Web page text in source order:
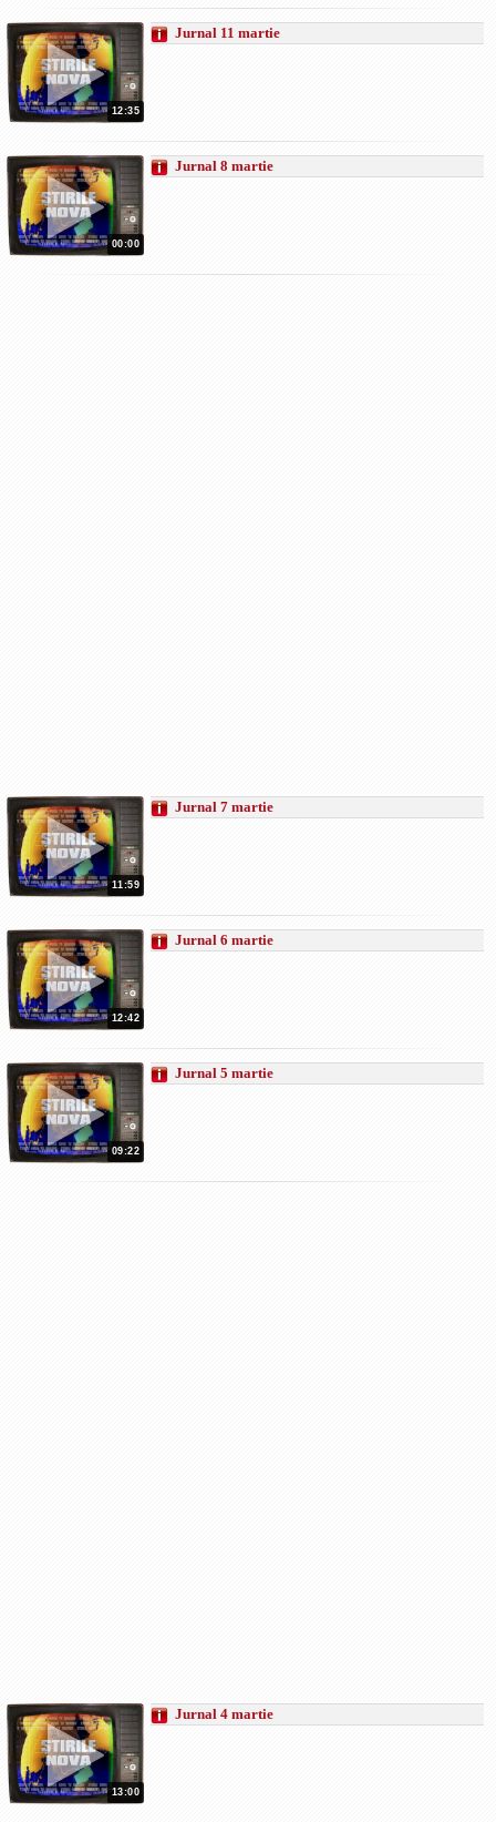
12:35
Jurnal 11 martie
00:00
Jurnal 8 martie
11:59
Jurnal 7 martie
12:42
Jurnal 6 martie
09:22
Jurnal 5 martie
13:00
Jurnal 4 martie